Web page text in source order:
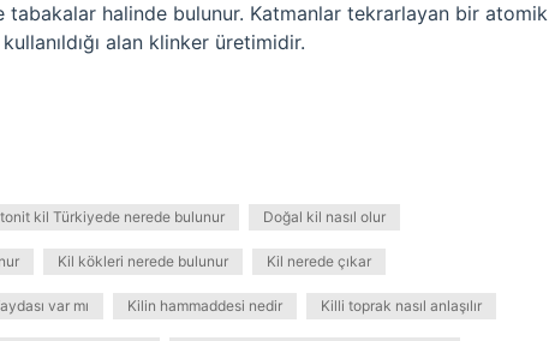
halinde bulunur. Katmanlar tekrarlayan bir atomik
alan klinker üretimidir.
kil Türkiyede nerede bulunur Doğal kil nasıl olur
Kil kökleri nerede bulunur Kil nerede çıkar
var mı Kilin hammaddesi nedir Killi toprak nasıl anlaşılır